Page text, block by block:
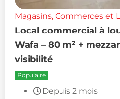
Magasins, Commerces et
Local commercial à
Wafa – 80 m² +
visibilité
Populaire
Depuis 2 mois